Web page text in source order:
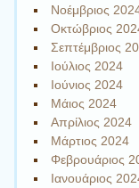
Νοέμβριος
Οκτώβριος
Σεπτέμβριος
Ιούλιος 2024
Ιούνιος 2024
Μάιος 2024
Απρίλιος 2024
Μάρτιος 2024
Φεβρουάριος
Ιανουάριος